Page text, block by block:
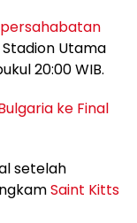
Utama
20:00 WIB.
ke Final
setelah
Saint Kitts